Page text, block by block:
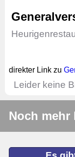
direkter Link zu
Leider keine
Noch mehr